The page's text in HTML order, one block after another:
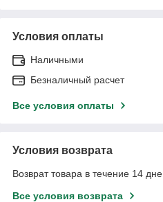
Условия оплаты
Наличными
Безналичный расчет
Все условия оплаты
Условия возврата
Возврат товара в течение 14
Все условия возврата